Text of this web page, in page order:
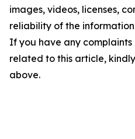
images, videos, licenses,
reliability of the
If you have any complaints
related to this article,
above.